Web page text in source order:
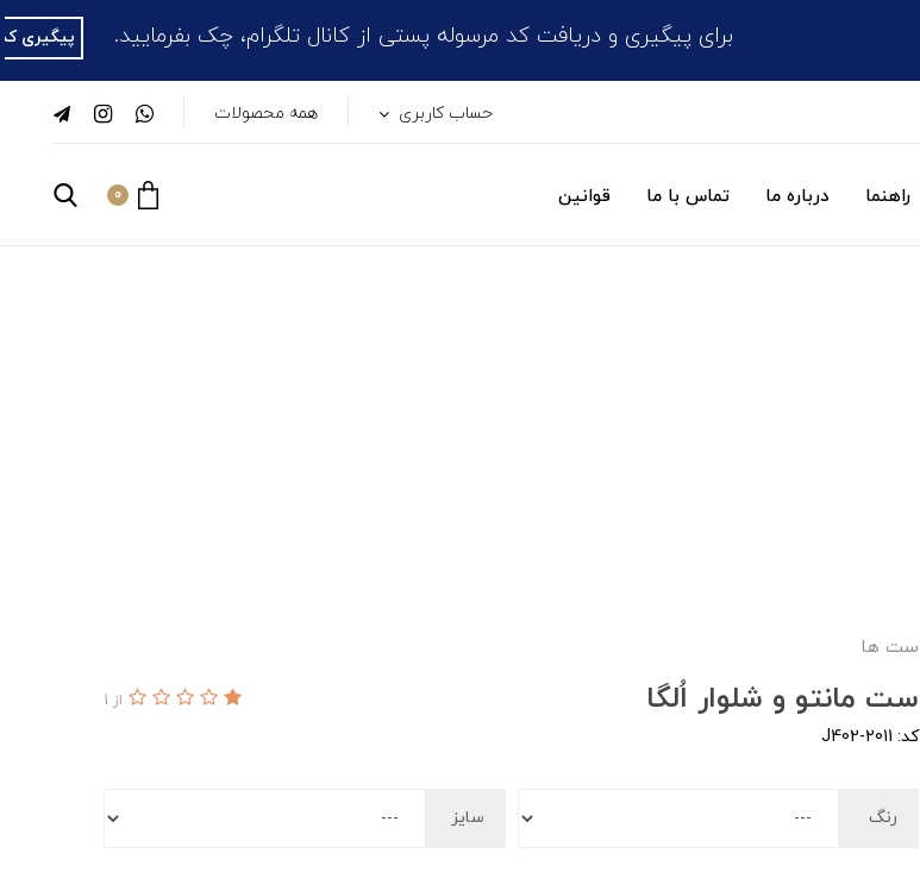
برای پیگیری و دریافت کد مرسوله پستی از کانال تلگرام، چک بفرمایید. پیگیری کدهای مرسولات
حساب کاربری همه محصولات
راهنما درباره ما تماس با ما قوانین 0
ست ها
ست مانتو و شلوار اُلگا از 1
کد: J402-2011
رنگ سایز